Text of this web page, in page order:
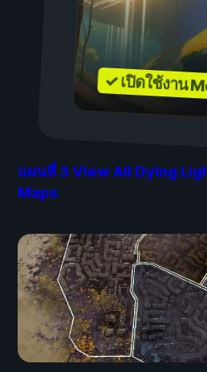
✓ เปิดใช้งาน
แผนที่ 3 View All Dying
Maps